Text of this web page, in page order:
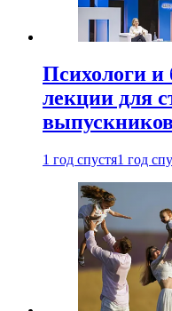
Психологи и
лекции для
1 год спустя1 год